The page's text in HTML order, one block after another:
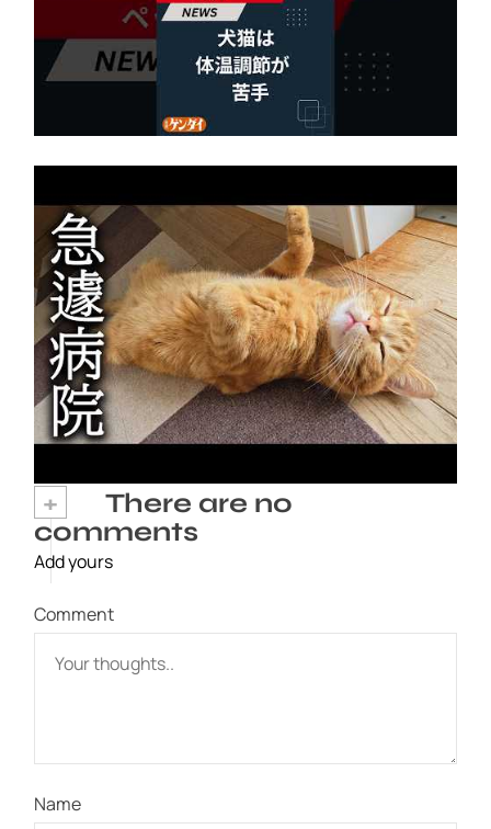
犬猫は体温調節が苦手、しかも夏バテは胃腸に
出る…そんなときの対処法とは？ #犬 #猫 #ペ
ット #飼い猫 #飼い犬 #熱中症 #日刊ゲンダイ
これから病院へ行ってきます…
2026年8月6日
+
There are no
comments
Add yours
Comment
Name